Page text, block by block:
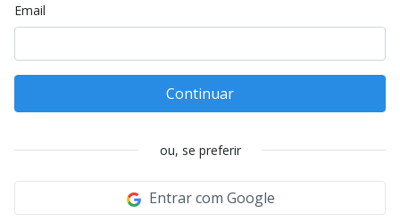
Email
Continuar
ou, se preferir
Entrar com Google